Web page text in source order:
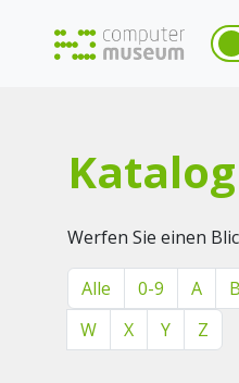
Katalog
Werfen Sie einen
Alle 0-9 A B
W
X Y Z